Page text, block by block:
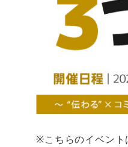
※こちらのイベン